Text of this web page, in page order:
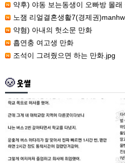
들
어
가
면.manhwa
약후) 야동 보는동생이 오빠방 몰
노잼 리얼결혼생활7(경제권
약혐) 아내의 헛소문 만화
흡연충 여고생 만화
조석이 그려줬으면 하는 만화.jpg
웃썰
엄
마
에
대
먹
고
귀
가